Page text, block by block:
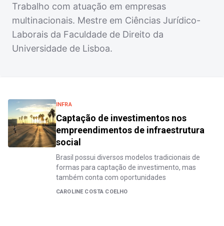
Trabalho com atuação em empresas
multinacionais. Mestre em Ciências Jurídico-
Laborais da Faculdade de Direito da
Universidade de Lisboa.
INFRA
Captação de investimentos nos
empreendimentos de infraestrutura
social
Brasil possui diversos modelos tradicionais de
formas para captação de investimento, mas
também conta com oportunidades
CAROLINE COSTA COELHO